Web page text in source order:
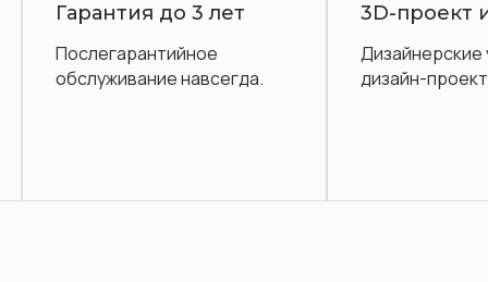
Гарантия до 3 лет
Послегарантийное
обслуживание навсегда.
3D-проект
Дизайнерские
дизайн-